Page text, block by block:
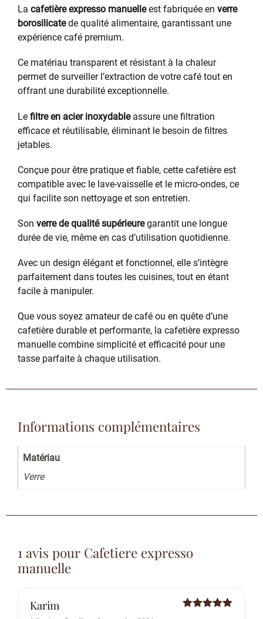
La cafetière expresso manuelleest fabriquée en verre
borosilicatede qualité alimentaire, garantissant une
expérience café premium.
Ce matériau transparent et résistant à la chaleur
permet de surveiller l’extraction de votre café tout en
offrant une durabilité exceptionnelle.
Le filtre en acier inoxydableassure une filtration
efficace et réutilisable, éliminant le besoin de filtres
jetables.
Conçue pour être pratique et fiable, cette cafetière est
compatible avec le lave-vaisselle et le micro-ondes, ce
qui facilite son nettoyage et son entretien.
Son verre de qualité supérieuregarantit une longue
durée de vie, même en cas d’utilisation quotidienne.
Avec un design élégant et fonctionnel, elle s’intègre
parfaitement dans toutes les cuisines, tout en étant
facile à manipuler.
Que vous soyez amateur de café ou en quête d’une
cafetière durable et performante, la cafetière expresso
manuelle combine simplicité et efficacité pour une
tasse parfaite à chaque utilisation.
Informations complémentaires
Matériau
Verre
1 avis pour Cafetiere expresso
manuelle
Karim